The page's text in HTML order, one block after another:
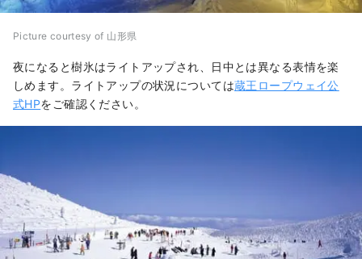
Picture courtesy of 山形県
夜になると樹氷はライトアップされ、日中とは異なる表情を楽
しめます。ライトアップの状況については蔵王ロープウェイ公
式HPをご確認ください。